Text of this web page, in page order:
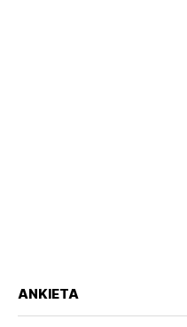
ANKIETA